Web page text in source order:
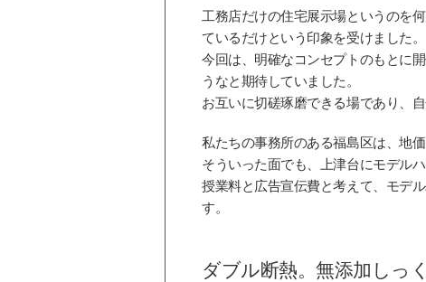
工務店だけの住宅展示場というのを
ているだけという印象を受けました。
今回は、明確なコンセプトのもとに
うなと期待していました。
お互いに切磋琢磨できる場であり、
私たちの事務所のある福島区は、地
そういった面でも、上津台にモデル
授業料と広告宣伝費と考えて、モデ
す。
ダブル断熱。無添加しっ